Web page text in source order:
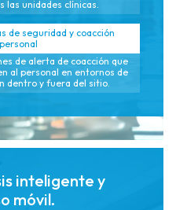
las unidades clínicas.
de seguridad y coacción
de alerta de coacción que
al personal en entornos de
dentro y fuera del sitio.
inteligente y
móvil.